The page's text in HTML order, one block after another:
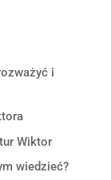
i
Wiktor
wiedzieć?